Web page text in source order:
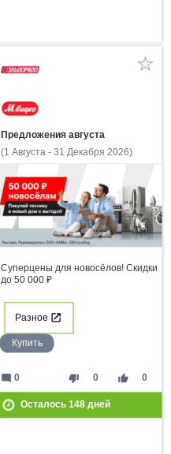
Предложения августа
(1 Августа - 31 Декабря 2026)
Суперцены для новосёлов! Скидки
до 50 000 ₽
Разное
Купить
thumb_down 0 thumb_up 0
mode_comment 0
Осталось 148дней